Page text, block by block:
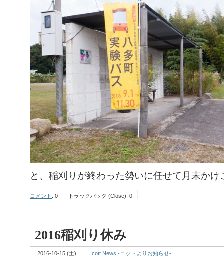
と、稲刈りが終わった勢いに任せて月末かけ
コメント : 0 トラックバック (Close): 0
2016稲刈り休み
2016-10-15 (土) cott News -コットよりお知らせ-